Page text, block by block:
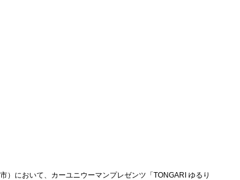
において、カーユニウーマンプレゼンツ「TONGARI ゆるり